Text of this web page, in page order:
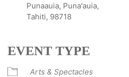
Punaauia, Puna'auia,
Tahiti, 98718
EVENT TYPE
Arts & Spectacles